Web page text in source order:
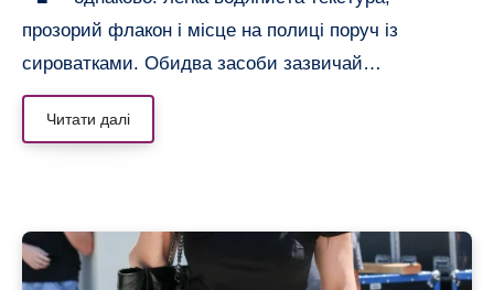
прозорий флакон і місце на полиці поруч із
сироватками. Обидва засоби зазвичай…
Читати далі